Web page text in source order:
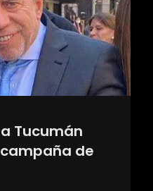
Tucumán
de